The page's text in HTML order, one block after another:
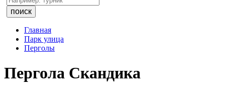
поиск
Главная
Парк улица
Перголы
Пергола Скандика